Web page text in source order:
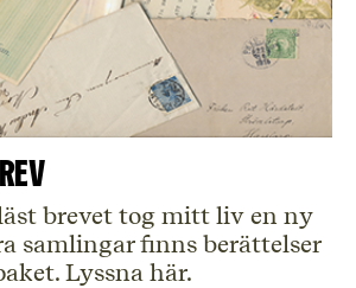
brevet tog mitt liv en ny
samlingar finns berättelser
Lyssna här.